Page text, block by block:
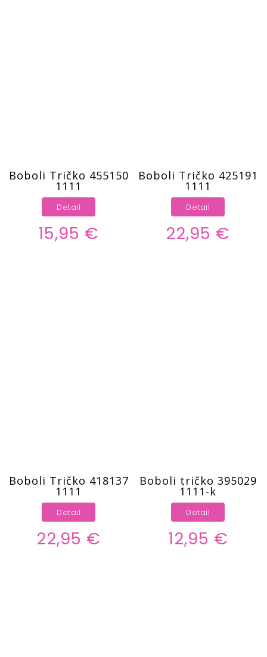
Boboli Tričko 455150
1111
15,95 €
Detail
Boboli Tričko 425191
1111
22,95 €
Detail
Boboli Tričko 418137
1111
22,95 €
Detail
Boboli tričko 395029
1111-k
12,95 €
Detail